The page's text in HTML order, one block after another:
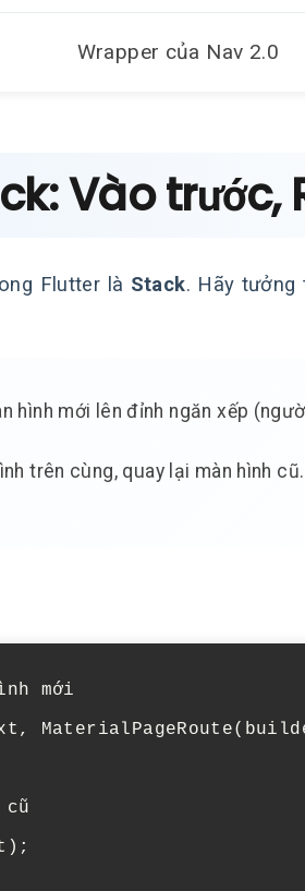
Wrapper của Nav 2.0
Vào trước,
Flutter là Stack. Hãy tưởng
hình mới lên đỉnh ngăn xếp
trên cùng, quay lại màn hình cũ.
mới
, MaterialPageRoute(
);